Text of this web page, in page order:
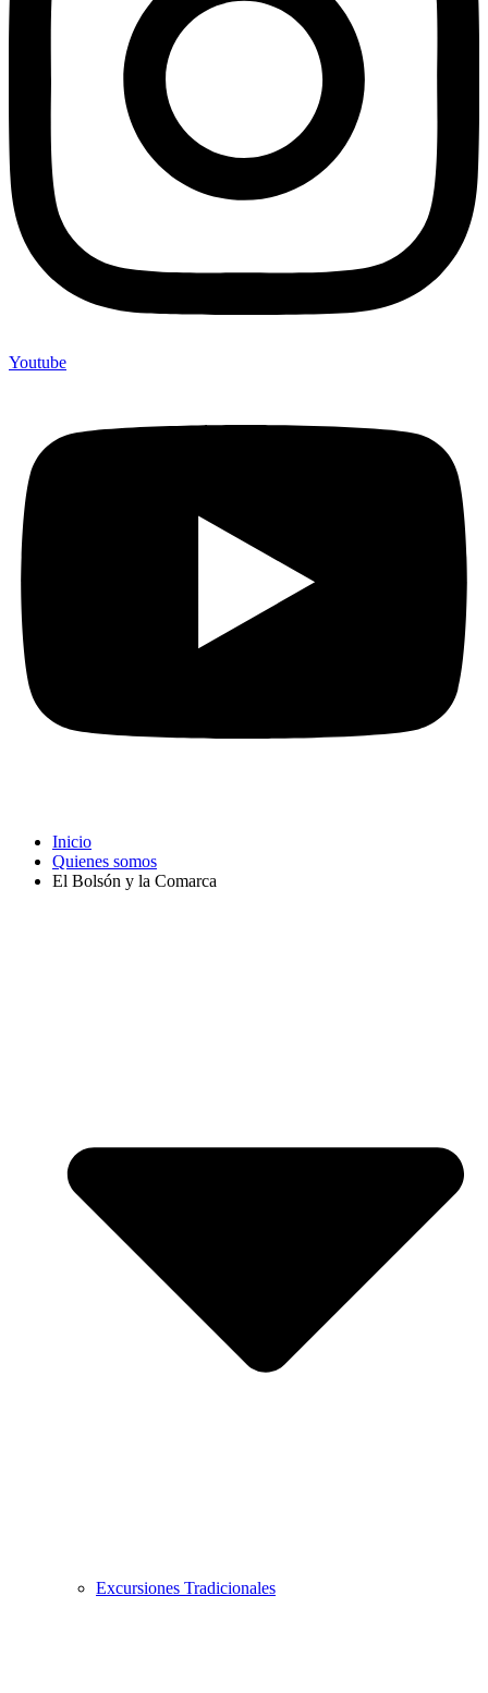
Youtube
Inicio
Quienes somos
El Bolsón y la Comarca
Excursiones Tradicionales